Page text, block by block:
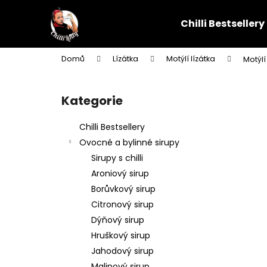
Chilli Bestsellery
Domů Lízátka Motýlí lízátka
Přeskočit
kategorie
Kategorie
Chilli Bestsellery
Ovocné a bylinné sirupy
Sirupy s chilli
Aroniový sirup
Borůvkový sirup
Citronový sirup
Dýňový sirup
Hruškový sirup
Jahodový sirup
í
Zpět
do
obchodu
Zpět
do
obchodu